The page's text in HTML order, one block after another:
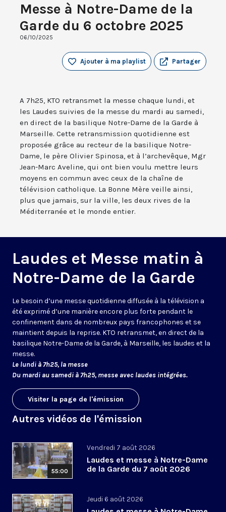
Messe à Notre-Dame de la
Garde du 6 octobre 2025
06/10/2025
Partager
Ajouter à ma playlist
A 7h25, KTO retransmet la messe chaque lundi, et
les Laudes suivies de la messe du mardi au samedi,
en direct de la basilique Notre-Dame de la Garde à
Marseille. Cette retransmission quotidienne est
proposée grâce au recteur de la basilique Notre-
Dame, le père Olivier Spinosa, et à l’archevêque, Mgr
Jean-Marc Aveline, qui ont bien voulu mettre leurs
moyens en commun avec ceux de la chaîne de
télévision catholique. La Bonne Mère veille ainsi,
plus que jamais, sur la ville, les deux rives de la
Méditerranée et le monde entier.
Laudes et Messe matin à
Notre-Dame de la Garde
Le besoin d’une messe quotidienne diffusée à la télévision a
été exprimé d’une manière encore plus forte pendant le
confinement dans de nombreux pays francophones et se
maintient depuis la reprise. KTO retransmet, en direct de la
basilique Notre-Dame de la Garde, à Marseille, les laudes et la
messe.
Le lundi à 7h25, la messe
Du mardi au samedi à 7h25, messe avec laudes intégrées.
Visiter la page de l'émission
Autres vidéos de l'émission
55:00
Vendredi 7 août 2026
Laudes et messe à Notre-Dame
de la Garde du 7 août 2026
Jeudi 6 août 2026